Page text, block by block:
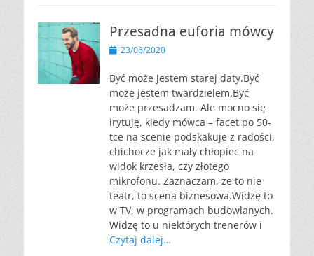
Przesadna euforia mówcy
Opublikowano
23/06/2020
Być może jestem starej daty.Być
może jestem twardzielem.Być
może przesadzam. Ale mocno się
irytuję, kiedy mówca – facet po 50-
tce na scenie podskakuje z radości,
chichocze jak mały chłopiec na
widok krzesła, czy złotego
mikrofonu. Zaznaczam, że to nie
teatr, to scena biznesowa.Widzę to
w TV, w programach budowlanych.
Widzę to u niektórych trenerów i
Czytaj dalej…